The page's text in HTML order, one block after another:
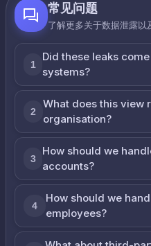
常见问题
了解更多关于数据泄露以
1
Did these leaks
systems?
2
What does this view
organisation?
3
How should we
accounts?
4
How should we
employees?